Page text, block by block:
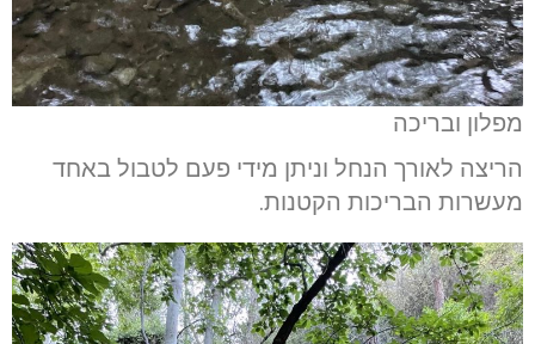
מפלון ובריכה
הריצה לאורך הנחל וניתן מידי פעם לטבול באחד
מעשרות הבריכות הקטנות.